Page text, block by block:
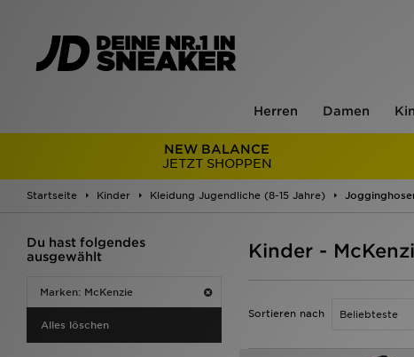
Herren Damen
NEW BALANCE
JETZT SHOPPEN
Startseite Kinder Kleidung Jugendliche (8-15 Jahre)
Du hast folgendes
ausgewählt
Marken: McKenzie
Alles löschen
Kinder -
Sortieren nach